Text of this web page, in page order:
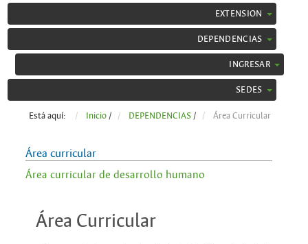
EXTENSION
DEPENDENCIAS
INGRESAR
SEDES
Está aquí: Inicio / DEPENDENCIAS / Área Curricular
Área curricular
Área curricular de desarrollo humano
Área Curricular